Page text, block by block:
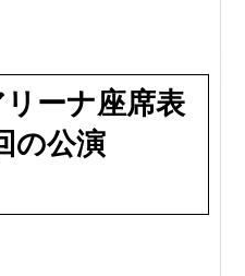
ーナ座席表
の公演